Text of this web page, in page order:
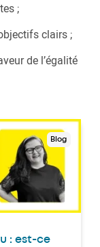
;
clairs ;
de l’égalité
Blog
: est-ce